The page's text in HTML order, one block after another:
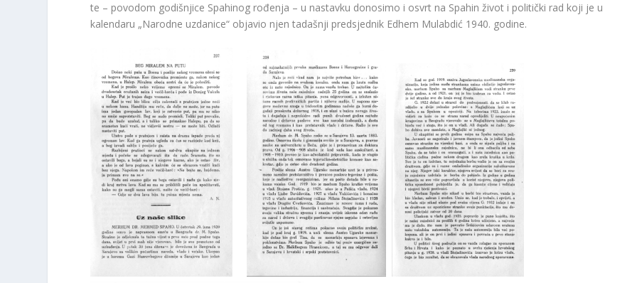
te – povodom godišnjice Spahinog rođenja – u nastavku donosimo i osvrt na Spahin život i politički rad koji je u
kalendaru „Narodne uzdanice“ objavio njen tadašnji predsjednik Edhem Mulabdić 1940. godine.